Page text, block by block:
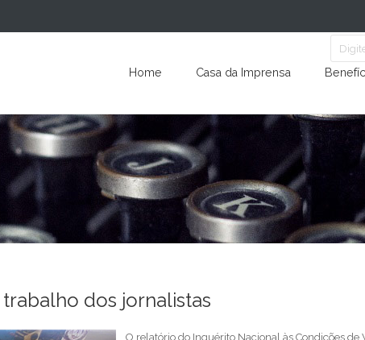
Home Casa da Imprensa
dos jornalistas
O relatório do Inquérito Nacional às Condições de